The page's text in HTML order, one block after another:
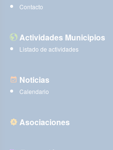
Contacto
Actividades Municipios
Listado de actividades
Noticias
Calendario
Asociaciones